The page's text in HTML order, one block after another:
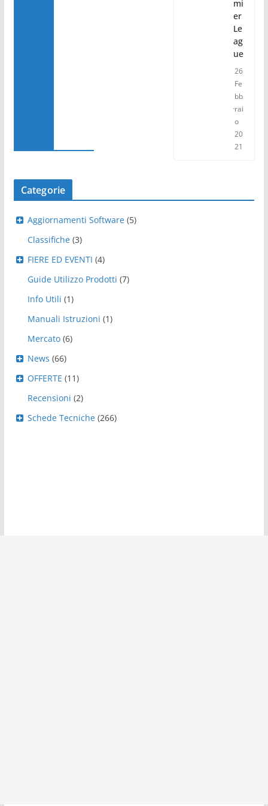
mi
er
Le
ag
ue
26
Fe
bb
rai
o
20
21
Categorie
Aggiornamenti Software (5)
Classifiche (3)
FIERE ED EVENTI (4)
Guide Utilizzo Prodotti (7)
Info Utili (1)
Manuali Istruzioni (1)
Mercato (6)
News (66)
OFFERTE (11)
Recensioni (2)
Schede Tecniche (266)